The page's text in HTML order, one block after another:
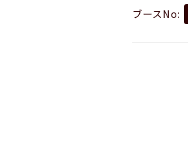
ブースNo: